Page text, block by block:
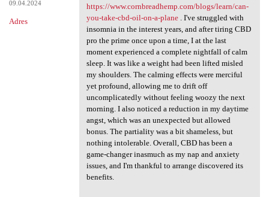
09.04.2024
Adres
https://www.cornbreadhemp.com/blogs/learn/can-
you-take-cbd-oil-on-a-plane. I've struggled with
insomnia in the interest years, and after tiring CBD
pro the prime once upon a time, I at the last
moment experienced a complete nightfall of calm
sleep. It was like a weight had been lifted misled
my shoulders. The calming effects were merciful
yet profound, allowing me to drift off
uncomplicatedly without feeling woozy the next
morning. I also noticed a reduction in my daytime
angst, which was an unexpected but allowed
bonus. The partiality was a bit shameless, but
nothing intolerable. Overall, CBD has been a
game-changer inasmuch as my nap and anxiety
issues, and I'm thankful to arrange discovered its
benefits.